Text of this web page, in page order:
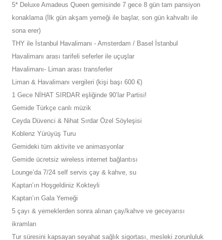
5* Deluxe Amadeus Queen gemisinde 7 gece 8 gün tam pansiyon
konaklama (İlk gün akşam yemeği ile başlar, son gün kahvaltı ile
sona erer)
THY ile İstanbul Havalimanı - Amsterdam / Basel İstanbul
Havalimanı arası tarifeli seferler ile uçuşlar
Havalimanı- Liman arası transferler
Liman & Havalimanı vergileri (kişi başı 600 €)
1 Gece NİHAT SIRDAR eşliğinde 90’lar Partisi!
Gemide Türkçe canlı müzik
Ceyda Düvenci & Nihat Sırdar Özel Söyleşisi
Koblenz Yürüyüş Turu
Gemideki tüm aktivite ve animasyonlar
Gemide ücretsiz wireless internet bağlantısı
Lounge’da 7/24 self servis çay & kahve, su
Kaptan’ın Hoşgeldiniz Kokteyli
Kaptan’ın Gala Yemeği
5 çayı & yemeklerden sonra alınan çay/kahve ve geceyarısı
ikramları
Tur süresini kapsayan seyahat sağlık sigortası, mesleki zorunluluk